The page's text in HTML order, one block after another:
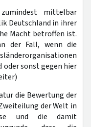
mittelbar
Deutschland in ihrer
Macht betroffen ist.
der Fall, wenn die
oder sonst gegen hier
die Bewertung der
der Welt in
und die damit